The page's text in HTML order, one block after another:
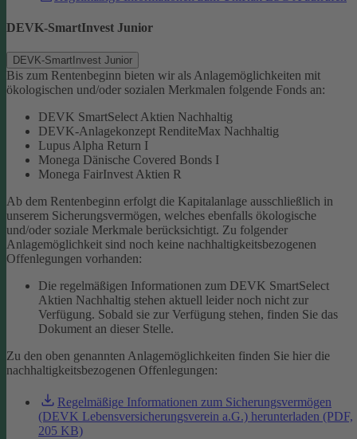
DEVK-SmartInvest Junior
DEVK-SmartInvest Junior
Bis zum Rentenbeginn bieten wir als Anlagemöglichkeiten mit
ökologischen und/oder sozialen Merkmalen folgende Fonds an:
DEVK SmartSelect Aktien Nachhaltig
DEVK-Anlagekonzept RenditeMax Nachhaltig
Lupus Alpha Return I
Monega Dänische Covered Bonds I
Monega FairInvest Aktien R
Ab dem Rentenbeginn erfolgt die Kapitalanlage ausschließlich in
unserem Sicherungsvermögen, welches ebenfalls ökologische
und/oder soziale Merkmale berücksichtigt. Zu folgender
Anlagemöglichkeit sind noch keine nachhaltigkeitsbezogenen
Offenlegungen vorhanden:
Die regelmäßigen Informationen zum DEVK SmartSelect
Aktien Nachhaltig stehen aktuell leider noch nicht zur
Verfügung. Sobald sie zur Verfügung stehen, finden Sie das
Dokument an dieser Stelle.
Zu den oben genannten Anlagemöglichkeiten finden Sie hier die
nachhaltigkeitsbezogenen Offenlegungen:
Regelmäßige Informationen zum Sicherungsvermögen
(DEVK Lebensversicherungsverein a.G.) herunterladen (PDF,
205 KB)